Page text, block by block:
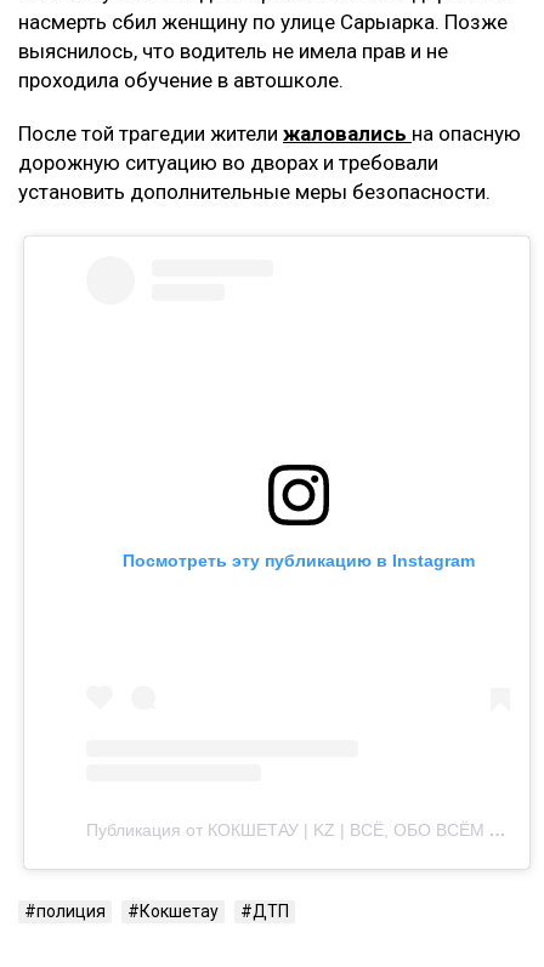
насмерть сбил женщину по улице Сарыарка. Позже
выяснилось, что водитель не имела прав и не
проходила обучение в автошколе.
После той трагедии жители жаловались на опасную
дорожную ситуацию во дворах и требовали
установить дополнительные меры безопасности.
Посмотреть эту публикацию в Instagram
Публикация от КОКШЕТАУ | KZ | ВСЁ, ОБО ВСЁМ (@kokshetaulive)
полиция Кокшетау ДТП